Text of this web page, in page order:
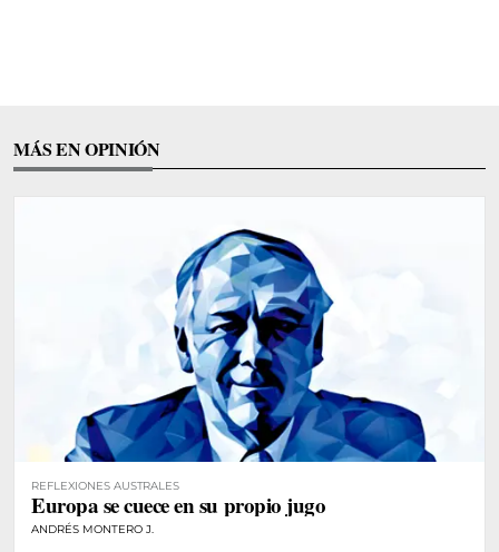
MÁS EN OPINIÓN
REFLEXIONES AUSTRALES
Europa se cuece en su propio jugo
ANDRÉS MONTERO J.